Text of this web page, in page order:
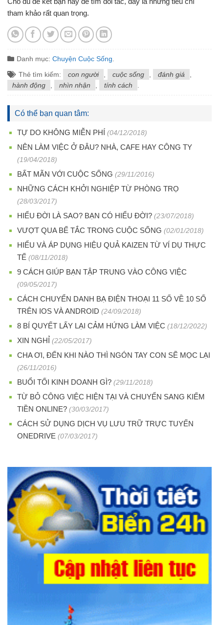
tham khảo rất quan trọng.
Danh mục: Chuyện Cuộc Sống
Thẻ tìm kiếm:
con người cuộc sống đánh giá
hành động
nhìn nhận tính cách
Có thể bạn quan tâm:
TỰ DO KHÔNG MIỄN PHÍ (04/12/2018)
NÊN LÀM VIỆC Ở ĐÂU? NHÀ, CAFE HAY CÔNG TY
(19/04/2018)
BẤT MÃN VỚI CUỘC SỐNG (29/11/2016)
NHỮNG CÁCH KHỞI NGHIỆP TỪ PHÒNG TRỌ
(28/03/2017)
HIỂU ĐỜI LÀ SAO? BẠN CÓ HIỂU ĐỜI? (23/07/2018)
VƯỢT QUA BẾ TẮC TRONG CUỘC SỐNG (02/01/2018)
HIỂU VÀ ÁP DỤNG HIỆU QUẢ KAIZEN TỪ VÍ DỤ THỰC
TẾ (08/11/2018)
9 CÁCH GIÚP BẠN TẬP TRUNG VÀO CÔNG VIỆC
(09/05/2017)
CÁCH CHUYỂN DANH BẠ ĐIỆN THOẠI 11 SỐ VỀ 10 SỐ
TRÊN IOS VÀ ANDROID (24/09/2018)
8 BÍ QUYẾT LẤY LẠI CẢM HỨNG LÀM VIỆC (18/12/2022)
XIN NGHỈ (22/05/2017)
CHA ƠI, ĐẾN KHI NÀO THÌ NGÓN TAY CON SẼ MỌC LẠI
(26/11/2016)
BUỔI TỐI KINH DOANH GÌ? (29/11/2018)
TỪ BỎ CÔNG VIỆC HIỆN TẠI VÀ CHUYỂN SANG KIẾM
TIỀN ONLINE? (30/03/2017)
CÁCH SỬ DỤNG DỊCH VỤ LƯU TRỮ TRỰC TUYẾN
ONEDRIVE (07/03/2017)